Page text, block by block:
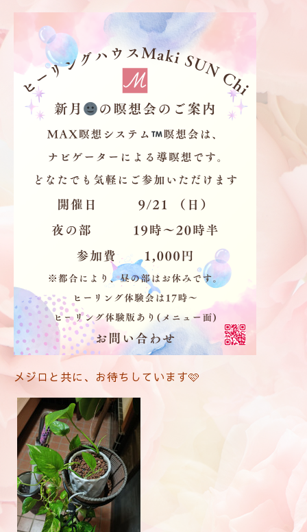
メジロと共に、お待ちしています🩷